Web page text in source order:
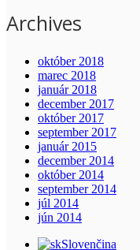
Archives
október 2018
marec 2018
január 2018
december 2017
október 2017
september 2017
január 2015
december 2014
október 2014
september 2014
júl 2014
jún 2014
Slovenčina